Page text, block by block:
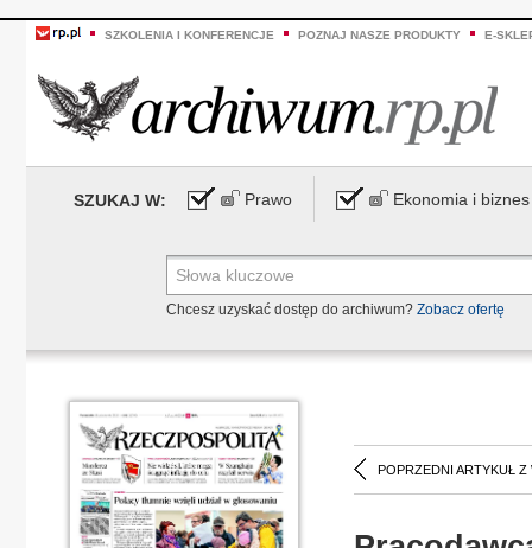
SZKOLENIA I KONFERENCJE POZNAJ NASZE PRODUKTY E-
SZUKAJ W: Prawo Ekonomia i biznes
Chcesz uzyskać dostęp do archiwum? Zobacz ofertę
POPRZEDNI ARTYKUŁ Z